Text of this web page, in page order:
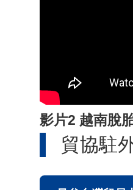
影片2 越南脫
貿協駐